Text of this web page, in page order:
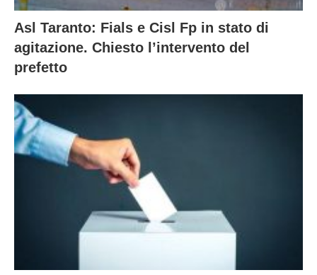
Asl Taranto: Fials e Cisl Fp in stato di
agitazione. Chiesto l’intervento del
prefetto